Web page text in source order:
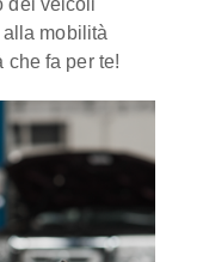
dei veicoli
mobilità
che fa per te!